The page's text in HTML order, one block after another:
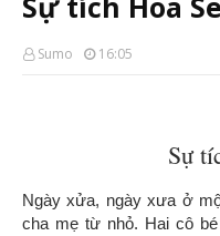
Sumo 16:05
Sự
Ngày xửa, ngày xưa ở
cha mẹ từ nhỏ. Hai cô